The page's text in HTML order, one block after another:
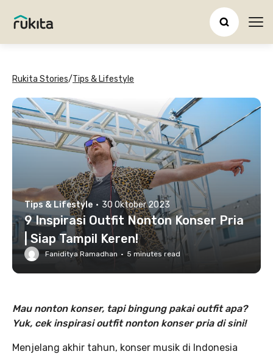
Rukita Stories/Tips & Lifestyle
Tips & Lifestyle · 30 Oktober 2023
9 Inspirasi Outfit Nonton Konser Pria
| Siap Tampil Keren!
Faniditya Ramadhan · 5 minutes read
Mau nonton konser, tapi bingung pakai outfit apa?
Yuk, cek inspirasi outfit nonton konser pria di sini!
Menjelang akhir tahun, konser musik di Indonesia